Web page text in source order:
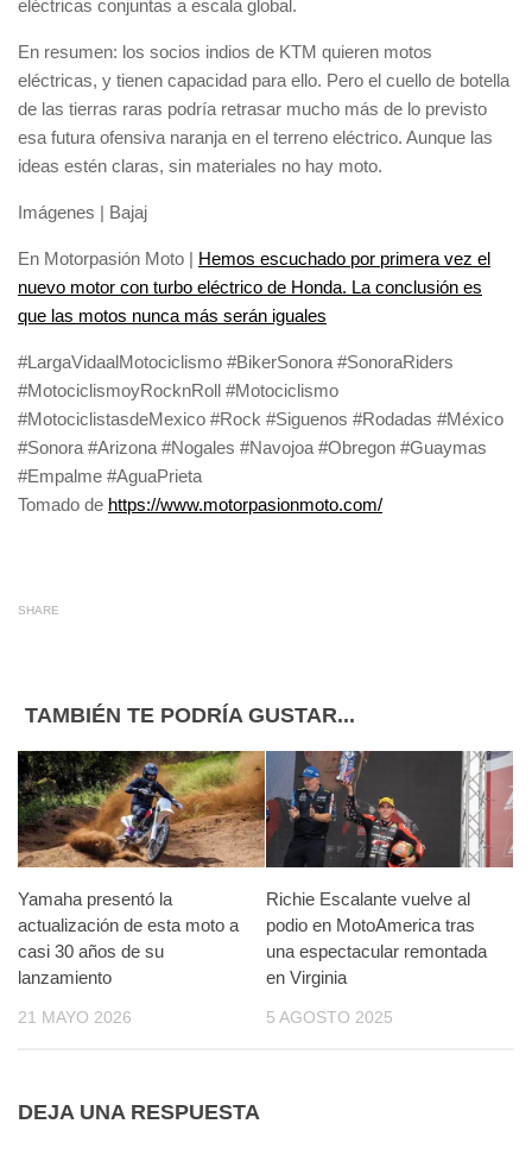
eléctricas conjuntas a escala global.
En resumen: los socios indios de KTM quieren motos
eléctricas, y tienen capacidad para ello. Pero el cuello de botella
de las tierras raras podría retrasar mucho más de lo previsto
esa futura ofensiva naranja en el terreno eléctrico. Aunque las
ideas estén claras, sin materiales no hay moto.
Imágenes | Bajaj
En Motorpasión Moto | Hemos escuchado por primera vez el
nuevo motor con turbo eléctrico de Honda. La conclusión es
que las motos nunca más serán iguales
#LargaVidaalMotociclismo #BikerSonora #SonoraRiders
#MotociclismoyRocknRoll #Motociclismo
#MotociclistasdeMexico #Rock #Siguenos #Rodadas #México
#Sonora #Arizona #Nogales #Navojoa #Obregon #Guaymas
#Empalme #AguaPrieta
Tomado de https://www.motorpasionmoto.com/
SHARE
TAMBIÉN TE PODRÍA GUSTAR...
Yamaha presentó la
actualización de esta moto a
casi 30 años de su
lanzamiento
21 MAYO 2026
Richie Escalante vuelve al
podio en MotoAmerica tras
una espectacular remontada
en Virginia
5 AGOSTO 2025
DEJA UNA RESPUESTA